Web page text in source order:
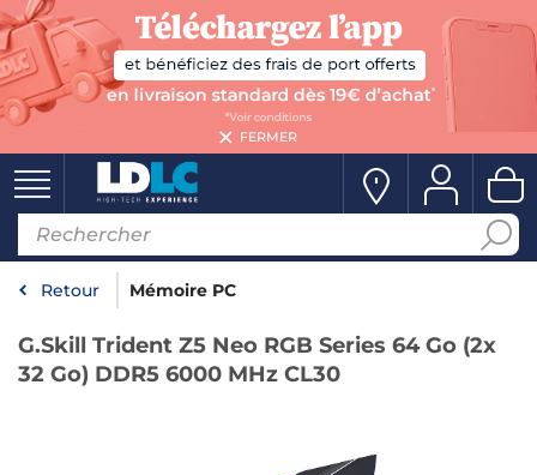
FERMER
Retour Mémoire PC
G.Skill Trident Z5 Neo RGB Series 64 Go (2x
32 Go) DDR5 6000 MHz CL30